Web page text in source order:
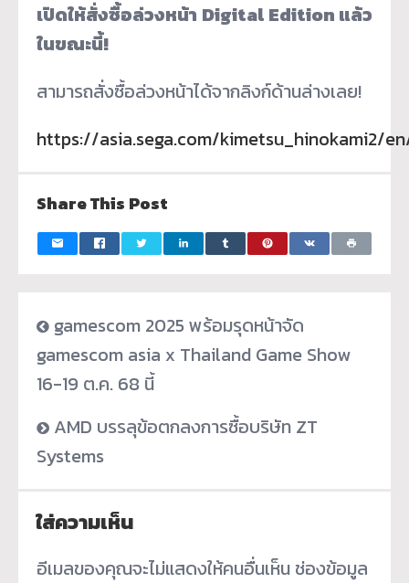
เปิดให้สั่งซื้อล่วงหน้า Digital Edition แล้ว
ในขณะนี้!
สามารถสั่งซื้อล่วงหน้าได้จากลิงก์ด้านล่างเลย!
https://asia.sega.com/kimetsu_hinokami2/
Share This Post
gamescom 2025 พร้อมรุดหน้าจัด
gamescom asia x Thailand Game Show
16-19 ต.ค. 68 นี้
AMD บรรลุข้อตกลงการซื้อบริษัท ZT
Systems
ใส่ความเห็น
อีเมลของคุณจะไม่แสดงให้คนอื่นเห็น ช่องข้อมูล